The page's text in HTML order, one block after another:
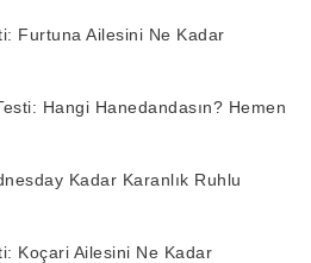
Furtuna Ailesini Ne Kadar
Hangi Hanedandasın? Hemen
Kadar Karanlık Ruhlu
Koçari Ailesini Ne Kadar